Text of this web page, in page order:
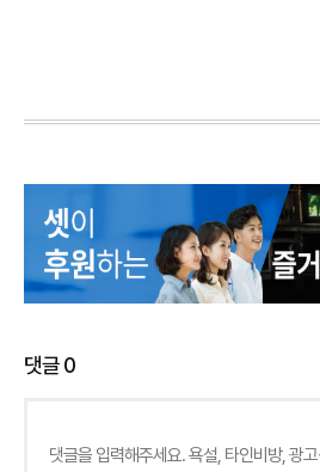
댓글0